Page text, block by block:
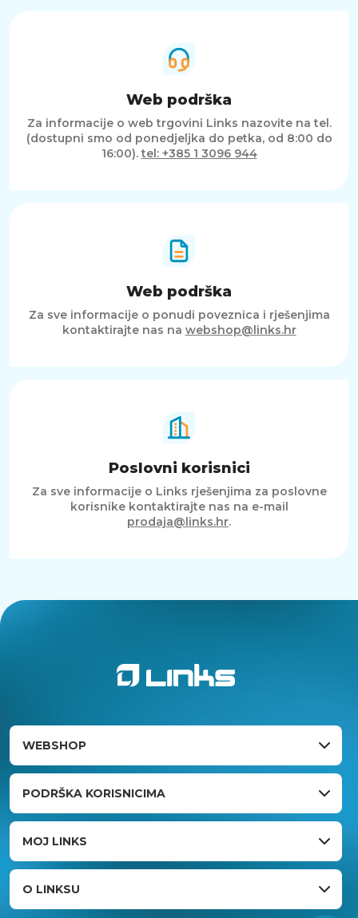
Web podrška
Za informacije o web trgovini Links nazovite na tel.
(dostupni smo od ponedjeljka do petka, od 8:00 do
16:00).tel: +385 1 3096 944
Web podrška
Za sve informacije o ponudi poveznica i rješenjima
kontaktirajte nas na webshop@links.hr
Poslovni korisnici
Za sve informacije o Links rješenjima za poslovne
korisnike kontaktirajte nas na e-mail
prodaja@links.hr.
WEBSHOP
PODRŠKA KORISNICIMA
MOJ LINKS
O LINKSU